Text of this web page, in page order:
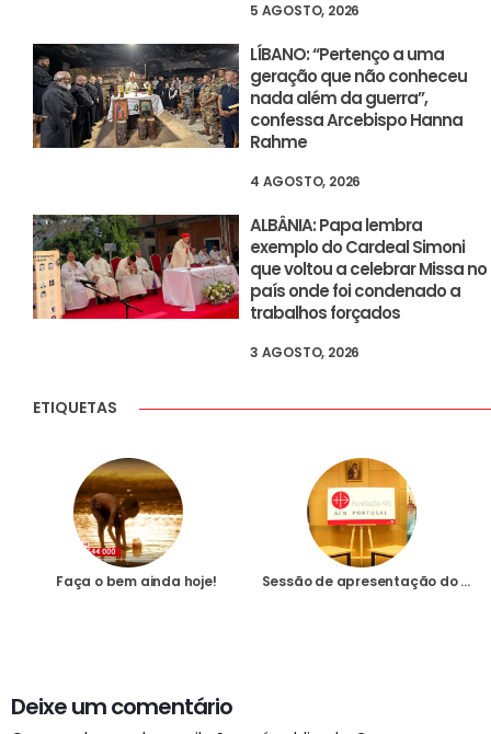
5 AGOSTO, 2026
LÍBANO: “Pertenço a uma
geração que não conheceu
nada além da guerra”,
confessa Arcebispo Hanna
Rahme
4 AGOSTO, 2026
ALBÂNIA: Papa lembra
exemplo do Cardeal Simoni
que voltou a celebrar Missa no
país onde foi condenado a
trabalhos forçados
3 AGOSTO, 2026
ETIQUETAS
Faça o bem ainda hoje! Sessão de apresentação do Relatório sobre Liberdade Religiosa no Mundo
Deixe um comentário